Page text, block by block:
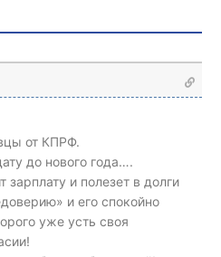
от КПРФ.
до нового года….
зарплату и полезет в долги
и его спокойно
уже усть своя